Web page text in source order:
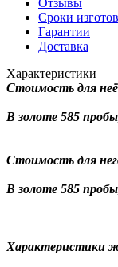
Сроки
Гарантии
Доставка
Характеристики
Стоимость для
В золоте 585
Стоимость для
В золоте 585
Характеристики